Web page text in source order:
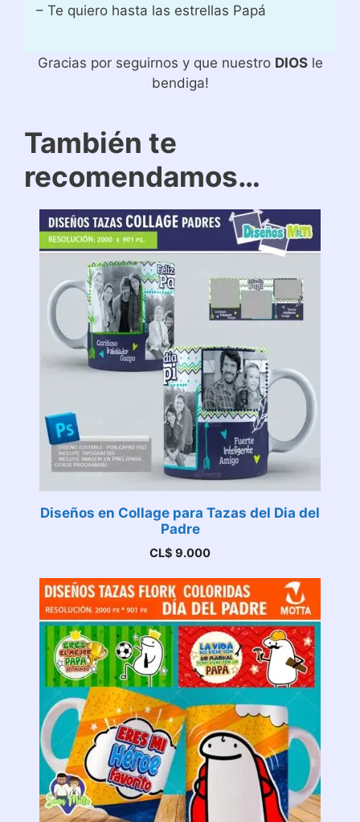
– Te quiero hasta las estrellas Papá
Gracias por seguirnos y que nuestro DIOSle
bendiga!
También te
recomendamos…
Diseños en Collage para Tazas del Dia del
Padre
CL$ 9.000